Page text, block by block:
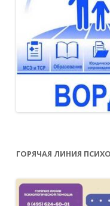
ГОРЯЧАЯ ЛИНИЯ